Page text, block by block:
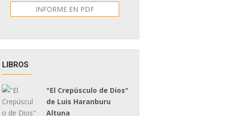
INFORME EN PDF
LIBROS
"El Crepúsculo de Dios"
de Luis Haranburu
Altuna